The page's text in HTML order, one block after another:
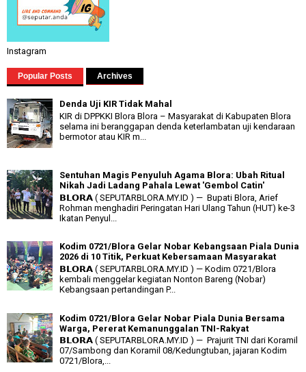
Instagram
Popular Posts Archives
Denda Uji KIR Tidak Mahal
KIR di DPPKKI Blora Blora – Masyarakat di Kabupaten Blora
selama ini beranggapan denda keterlambatan uji kendaraan
bermotor atau KIR m...
Sentuhan Magis Penyuluh Agama Blora: Ubah Ritual
Nikah Jadi Ladang Pahala Lewat 'Gembol Catin'
𝗕𝗟𝗢𝗥𝗔 ( SEPUTARBLORA.MY.ID ) — Bupati Blora, Arief
Rohman menghadiri Peringatan Hari Ulang Tahun (HUT) ke-3
Ikatan Penyul...
Kodim 0721/Blora Gelar Nobar Kebangsaan Piala Dunia
2026 di 10 Titik, Perkuat Kebersamaan Masyarakat
𝗕𝗟𝗢𝗥𝗔 ( SEPUTARBLORA.MY.ID ) — Kodim 0721/Blora
kembali menggelar kegiatan Nonton Bareng (Nobar)
Kebangsaan pertandingan P...
Kodim 0721/Blora Gelar Nobar Piala Dunia Bersama
Warga, Pererat Kemanunggalan TNI-Rakyat
𝗕𝗟𝗢𝗥𝗔 ( SEPUTARBLORA.MY.ID ) — Prajurit TNI dari Koramil
07/Sambong dan Koramil 08/Kedungtuban, jajaran Kodim
0721/Blora,...